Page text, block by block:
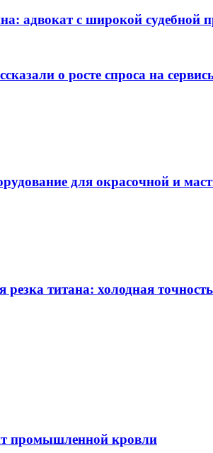
адвокат с широкой судебной
о росте спроса на
для окрасочной и
резка титана: холодная
промышленной кровли